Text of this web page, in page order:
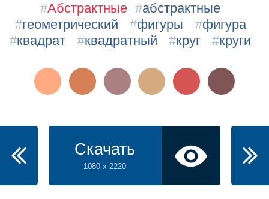
#Абстрактные #абстрактные
#геометрический #фигуры #фигура
#квадрат #квадратный #круг #круги
Скачать
1080 x 2220